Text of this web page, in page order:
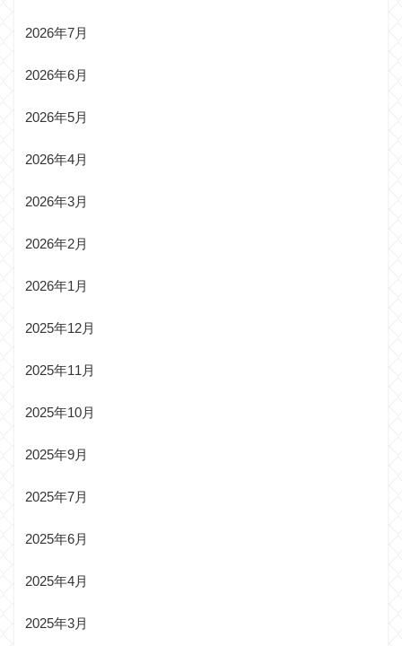
2026年7月
2026年6月
2026年5月
2026年4月
2026年3月
2026年2月
2026年1月
2025年12月
2025年11月
2025年10月
2025年9月
2025年7月
2025年6月
2025年4月
2025年3月